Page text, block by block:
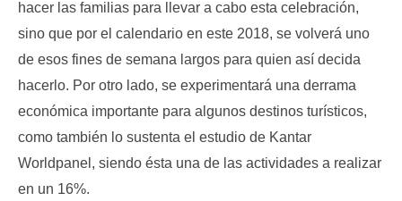
hacer las familias para llevar a cabo esta celebración,
sino que por el calendario en este 2018, se volverá uno
de esos fines de semana largos para quien así decida
hacerlo. Por otro lado, se experimentará una derrama
económica importante para algunos destinos turísticos,
como también lo sustenta el estudio de Kantar
Worldpanel, siendo ésta una de las actividades a realizar
en un 16%.